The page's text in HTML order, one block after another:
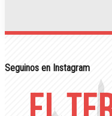
Seguinos en Instagram